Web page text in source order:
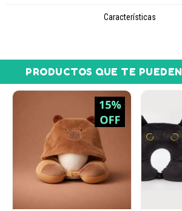
Características
PRODUCTOS QUE TE